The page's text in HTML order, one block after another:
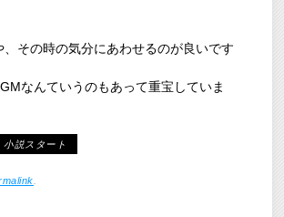
、その時の気分にあわせるのが良いです
なんていうのもあって重宝していま
小説スタート
.